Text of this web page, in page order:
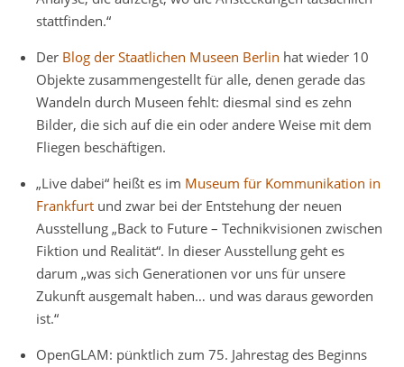
stattfinden.“
Der Blog der Staatlichen Museen Berlin hat wieder 10
Objekte zusammengestellt für alle, denen gerade das
Wandeln durch Museen fehlt: diesmal sind es zehn
Bilder, die sich auf die ein oder andere Weise mit dem
Fliegen beschäftigen.
„Live dabei“ heißt es im Museum für Kommunikation in
Frankfurt und zwar bei der Entstehung der neuen
Ausstellung „Back to Future – Technikvisionen zwischen
Fiktion und Realität“. In dieser Ausstellung geht es
darum „was sich Generationen vor uns für unsere
Zukunft ausgemalt haben… und was daraus geworden
ist.“
OpenGLAM: pünktlich zum 75. Jahrestag des Beginns